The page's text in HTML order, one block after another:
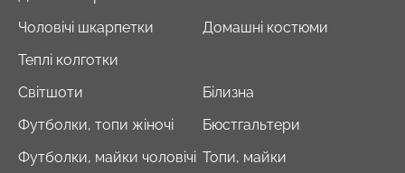
Чоловічі шкарпетки
Теплі колготки
Домашні костюми
Світшоти
Футболки, топи жіночі
Футболки, майки чоловічі
Білизна
Бюстгальтери
Топи, майки